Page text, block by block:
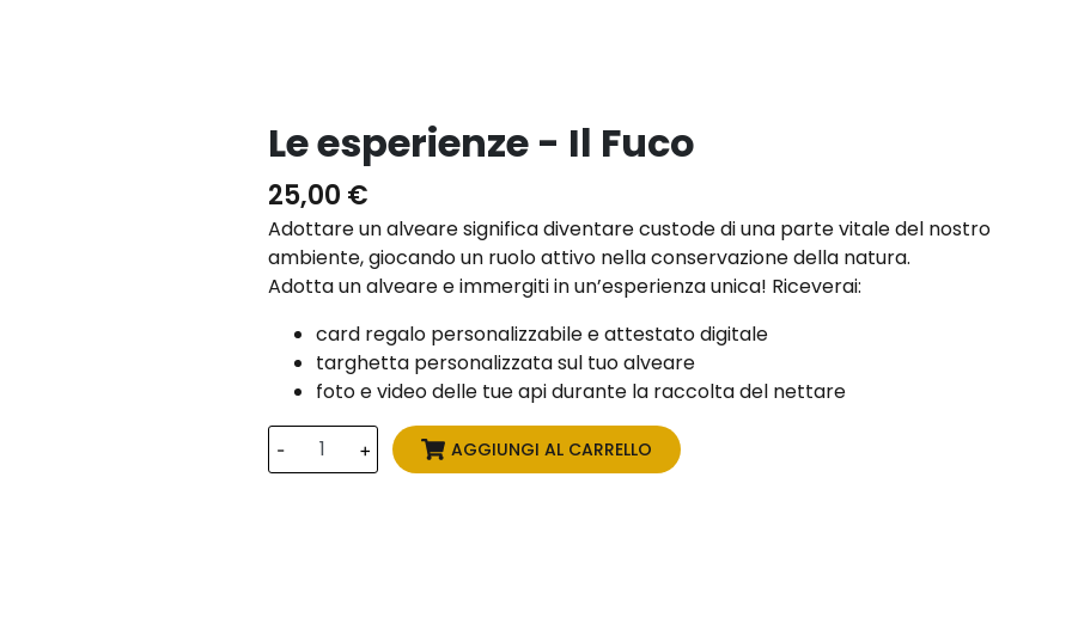
Le esperienze - Il Fuco
25,00 €
Adottare un alveare significa diventare custode di una parte vitale del nostro
ambiente, giocando un ruolo attivo nella conservazione della natura.
Adotta un alveare e immergiti in un’esperienza unica! Riceverai:
card regalo personalizzabile e attestato digitale
targhetta personalizzata sul tuo alveare
foto e video delle tue api durante la raccolta del nettare
- + AGGIUNGI AL CARRELLO